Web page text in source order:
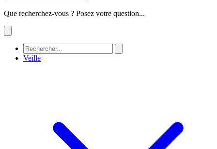
Que recherchez-vous ? Posez votre question...
Veille